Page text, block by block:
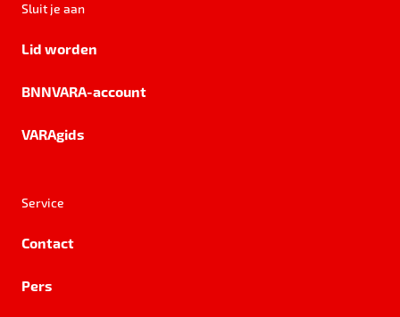
Sluit je aan
Lid worden
BNNVARA-account
VARAgids
Service
Contact
Pers